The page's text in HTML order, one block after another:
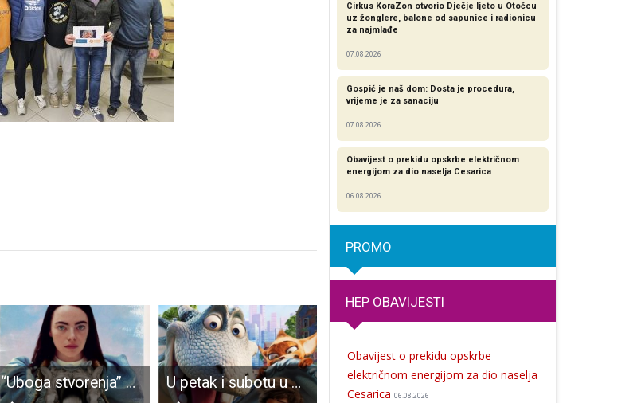
“Uboga stvorenja” u kinu Korzo u subotu od 20 sati U petak i subotu u kinu Korzo od 18 sati animirani film “Jahač zmaja”! U subotu 23.listopada od 7 do 11 sati Gospić i nekoliko okolnih sela bit će bez struje
Cirkus KoraZon otvorio Dječje ljeto u Otočcu
uz žonglere, balone od sapunice i radionicu
za najmlađe
07.08.2026
Gospić je naš dom: Dosta je procedura,
vrijeme je za sanaciju
07.08.2026
Obavijest o prekidu opskrbe električnom
energijom za dio naselja Cesarica
06.08.2026
PROMO
HEP OBAVIJESTI
Obavijest o prekidu opskrbe
električnom energijom za dio naselja
Cesarica 06.08.2026